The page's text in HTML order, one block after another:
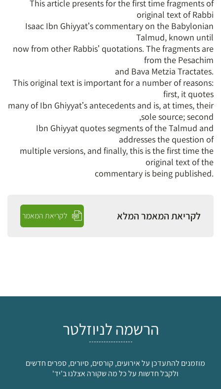
This article presents for the first time fragments of
original text of Rabbi
Isaac Ibn Ghiyyatʼs commentary on the Babylonian
Talmud, known until
now from other Rabbisʼ quotations. The fragments are
from the Pesachim
.and Bava Metzia Tractates
This original text is important for a number of reasons:
first, it quotes
many of Ibn Ghiyyatʼs antecedents and is, at times, their
sole source; second,
Ibn Ghiyyat quotes segments of the Talmud and
addresses the question of
multiple versions, and finally, this is the first time the
original text of the
.commentary is being published
לקריאת המאמר המלא לקריאת המאמר
הרשמה לניוזלטר
מוזמנים להתעדכן על אירועים, קורסים, סיורים, ספרים חדשים
ולקבל חדשות על כל מה שקורה אצלנו ב'יד'